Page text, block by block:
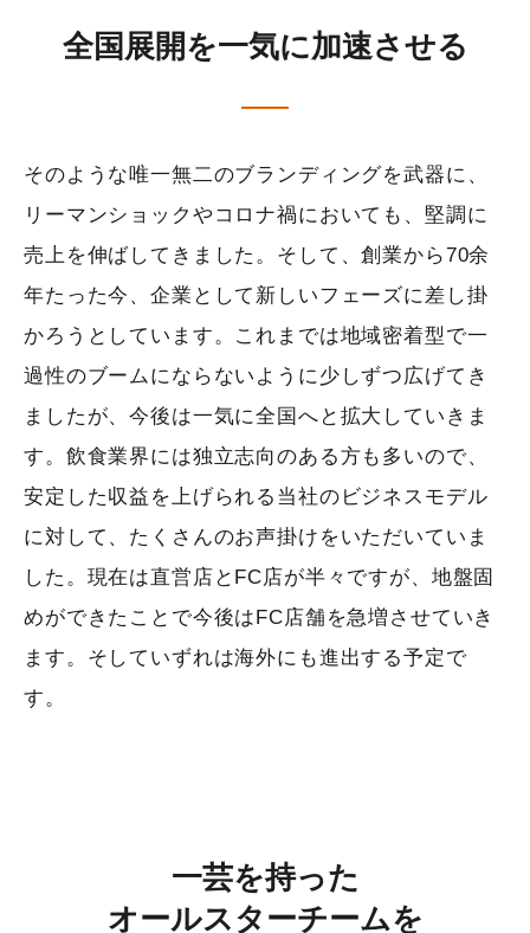
全国展開を一気に加速させる
そのような唯一無二のブランディングを武器に、
リーマンショックやコロナ禍においても、堅調に
売上を伸ばしてきました。そして、創業から70余
年たった今、企業として新しいフェーズに差し掛
かろうとしています。これまでは地域密着型で一
過性のブームにならないように少しずつ広げてき
ましたが、今後は一気に全国へと拡大していきま
す。飲食業界には独立志向のある方も多いので、
安定した収益を上げられる当社のビジネスモデル
に対して、たくさんのお声掛けをいただいていま
した。現在は直営店とFC店が半々ですが、地盤固
めができたことで今後はFC店舗を急増させていき
ます。そしていずれは海外にも進出する予定で
す。
一芸を持った
オールスターチームを